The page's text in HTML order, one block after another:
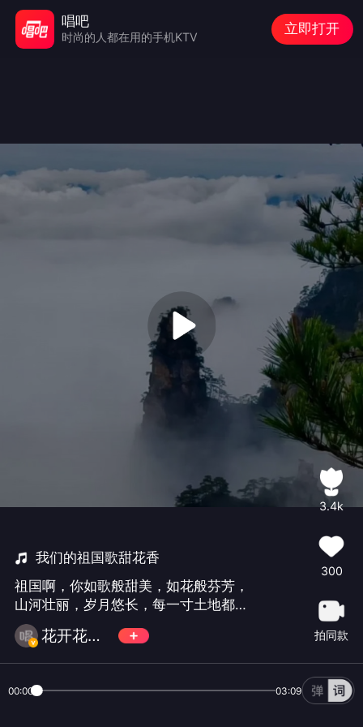
我们的祖国歌甜花香
祖国啊，你如歌般甜美，如花般芬芳，
山河壮丽，岁月悠长，每一寸土地都诉
说着生命的辉煌，愿你永葆青春，歌甜
花香 🌴 祝福伟大祖国生日快乐，国泰民
安！🇨🇳🇨🇳🇨🇳
花开花红'🌸🌸
3.4k
300
拍同款
00:00 03:09
唱吧
时尚的人都在用的手机KTV
立即打开